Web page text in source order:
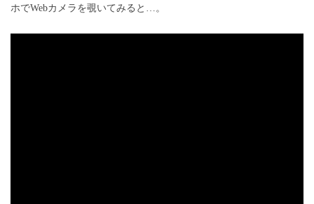
ホでWebカメラを覗いてみると…。